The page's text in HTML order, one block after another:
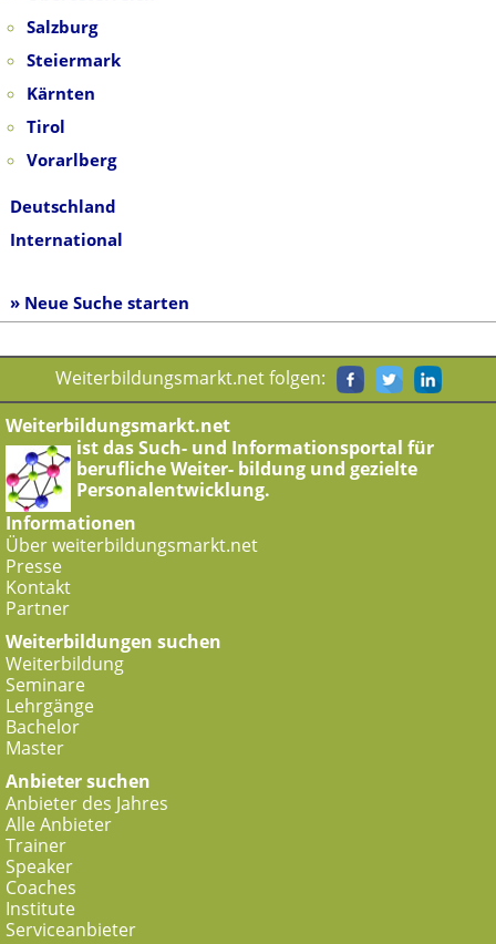
Salzburg
Steiermark
Kärnten
Tirol
Vorarlberg
Deutschland
International
» Neue Suche starten
Weiterbildungsmarkt.net folgen:
Weiterbildungsmarkt.net
ist das Such- und Informationsportal für
berufliche Weiter- bildung und gezielte
Personalentwicklung.
Informationen
Über weiterbildungsmarkt.net
Presse
Kontakt
Partner
Weiterbildungen suchen
Weiterbildung
Seminare
Lehrgänge
Bachelor
Master
Anbieter suchen
Anbieter des Jahres
Alle Anbieter
Trainer
Speaker
Coaches
Institute
Serviceanbieter